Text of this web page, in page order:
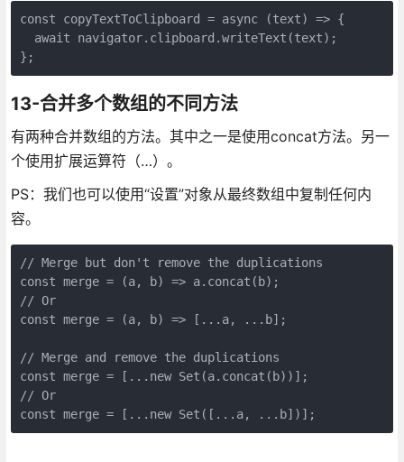
const copyTextToClipboard = async (text) => {
  await navigator.clipboard.writeText(text);
};
13-合并多个数组的不同方法
有两种合并数组的方法。其中之一是使用concat方法。另一
个使用扩展运算符（…）。
PS：我们也可以使用“设置”对象从最终数组中复制任何内
容。
// Merge but don't remove the duplications
const merge = (a, b) => a.concat(b);
// Or
const merge = (a, b) => [...a, ...b];
// Merge and remove the duplications
const merge = [...new Set(a.concat(b))];
// Or
const merge = [...new Set([...a, ...b])];